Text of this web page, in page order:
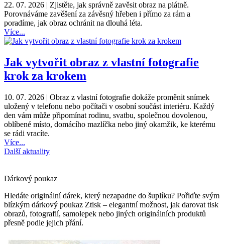
22. 07. 2026 | Zjistěte, jak správně zavěsit obraz na plátně.
Porovnáváme zavěšení za závěsný hřeben i přímo za rám a
poradíme, jak obraz ochránit na dlouhá léta.
Více...
Jak vytvořit obraz z vlastní fotografie
krok za krokem
10. 07. 2026 | Obraz z vlastní fotografie dokáže proměnit snímek
uložený v telefonu nebo počítači v osobní součást interiéru. Každý
den vám může připomínat rodinu, svatbu, společnou dovolenou,
oblíbené místo, domácího mazlíčka nebo jiný okamžik, ke kterému
se rádi vracíte.
Více...
Další aktuality
Dárkový poukaz
Hledáte originální dárek, který nezapadne do šuplíku? Pořiďte svým
blízkým dárkový poukaz Ztisk – elegantní možnost, jak darovat tisk
obrazů, fotografií, samolepek nebo jiných originálních produktů
přesně podle jejich přání.